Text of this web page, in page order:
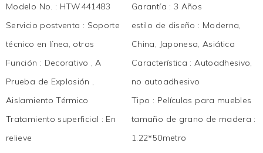
Modelo No. : HTW441483 Garantía : 3 Años
Servicio postventa : Soporte
técnico en línea, otros
estilo de diseño : Moderna,
China, Japonesa, Asiática
Función : Decorativo , A
Prueba de Explosión ,
Aislamiento Térmico
Característica :Autoadhesivo,
no autoadhesivo
Tipo : Películas para muebles
Tratamiento superficial : En
relieve
tamaño de grano de madera :
1.22*50metro